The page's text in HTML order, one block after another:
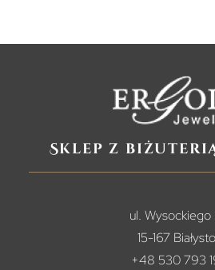
Sklep z
ul. Wysockiego
15-167
+48 530 793